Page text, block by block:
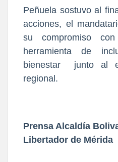
Peñuela sostuvo al
acciones, el
su compromiso
herramienta de
bienestar junto al
regional.
Prensa Alcaldía
Libertador de Mérida